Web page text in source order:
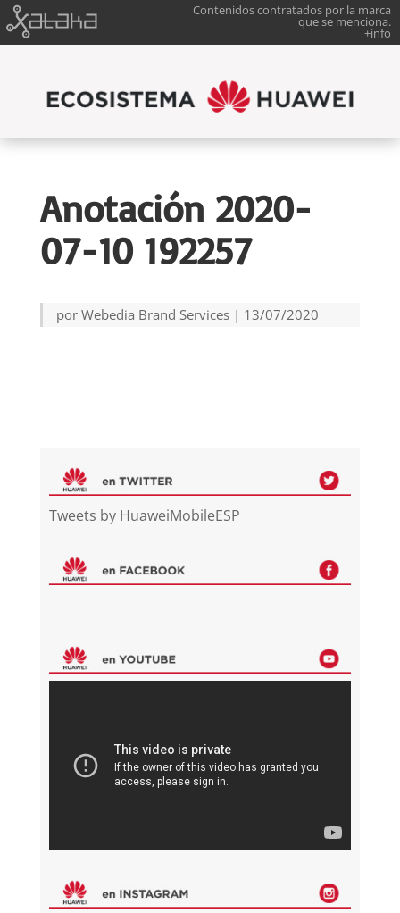
Contenidos contratados por la marca
que se menciona.
+info
Anotación 2020-
07-10 192257
por Webedia Brand Services| 13/07/2020
Tweets by HuaweiMobileESP